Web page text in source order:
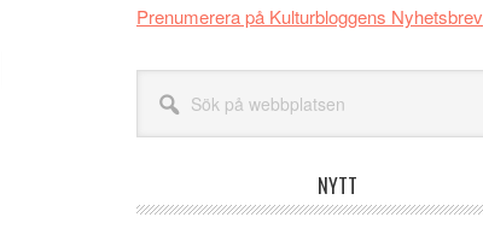
Prenumerera på Kulturbloggens Nyhetsbrev
webbplatsen
NYTT